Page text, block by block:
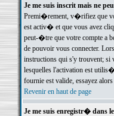
Je me suis inscrit mais ne
Premi�rement, v�rifiez que
est activ� et que vous avez
peut-�tre que votre compte a
de pouvoir vous connecter.
instructions qui s'y trouvent; si
lesquelles l'activation est
fournie est valide, essayez
Revenir en haut de page
Je me suis enregistr� dans